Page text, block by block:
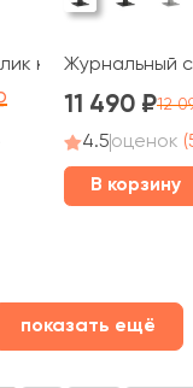
круглый VR.SP-
Журнальный
11 490 12
4.5оценок
В корзину
показать ещё